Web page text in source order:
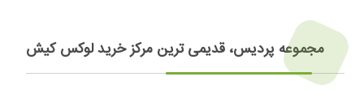
مجموعه پردیس، قدیمی ترین مرکز خرید لوکس کیش